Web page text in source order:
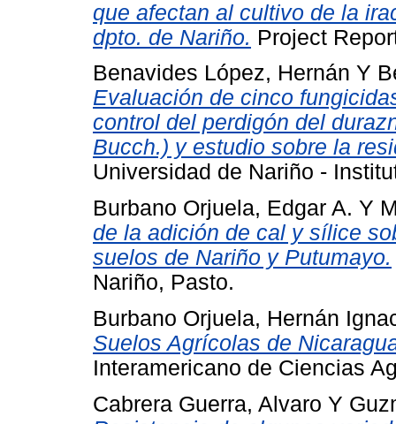
que afectan al cultivo de la
dpto. de Nariño. Project
Benavides López, Hernán Y
Evaluación de cinco
control del perdigón del
Bucch.) y estudio sobre la
Universidad de Nariño -
Burbano Orjuela, Edgar A. Y
de la adición de cal y sílice
suelos de Nariño y Putumayo.
Nariño, Pasto.
Burbano Orjuela, Hernán
Suelos Agrícolas de
Interamericano de Ciencias
Cabrera Guerra, Alvaro Y